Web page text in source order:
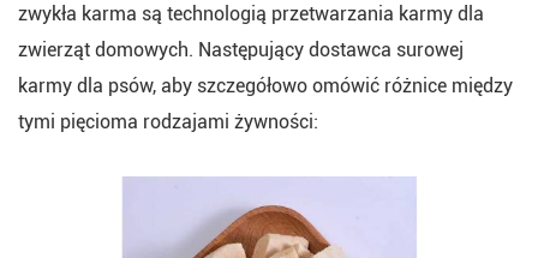
zwykła karma są technologią przetwarzania karmy dla
zwierząt domowych. Następujący dostawca surowej
karmy dla psów, aby szczegółowo omówić różnice między
tymi pięcioma rodzajami żywności: